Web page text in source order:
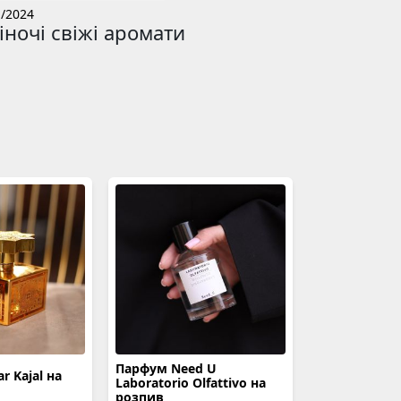
2024
свіжі аромати
Kajal на
Парфум Need U
Laboratorio Olfattivo на
розпив